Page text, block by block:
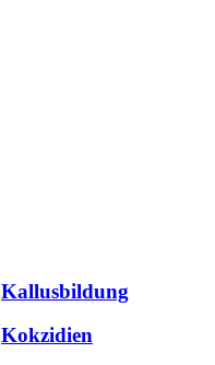
Kallusbildung
Kokzidien